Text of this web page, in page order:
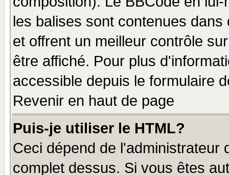
les balises sont contenues
et offrent un meilleur contrôle
être affiché. Pour plus
accessible depuis le formulaire
Revenir en haut de page
Puis-je utiliser le HTML?
Ceci dépend de l'administrateur
complet dessus. Si vous êtes